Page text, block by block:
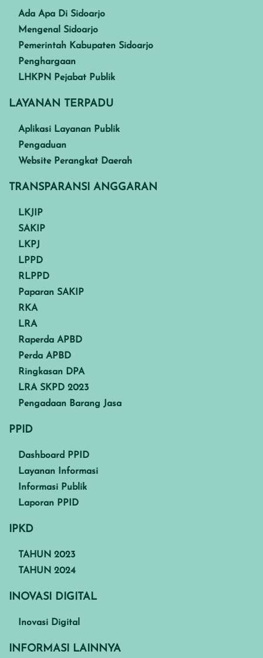
Ada Apa Di Sidoarjo
Mengenal Sidoarjo
Pemerintah Kabupaten Sidoarjo
Penghargaan
LHKPN Pejabat Publik
LAYANAN TERPADU
Aplikasi Layanan Publik
Pengaduan
Website Perangkat Daerah
TRANSPARANSI ANGGARAN
LKJIP
SAKIP
LKPJ
LPPD
RLPPD
Paparan SAKIP
RKA
LRA
Raperda APBD
Perda APBD
Ringkasan DPA
LRA SKPD 2023
Pengadaan Barang Jasa
PPID
Dashboard PPID
Layanan Informasi
Informasi Publik
Laporan PPID
IPKD
TAHUN 2023
TAHUN 2024
INOVASI DIGITAL
Inovasi Digital
INFORMASI LAINNYA